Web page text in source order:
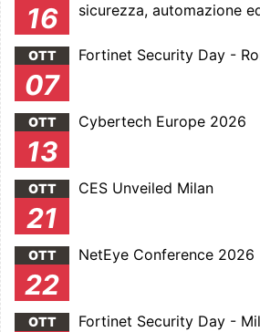
16
sicurezza, automazione
OTT
07
Fortinet Security Day -
OTT
13
Cybertech Europe 2026
OTT
21
CES Unveiled Milan
OTT
22
NetEye Conference 2026
OTT Fortinet Security Day -